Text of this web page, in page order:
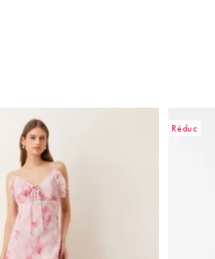
Réduc